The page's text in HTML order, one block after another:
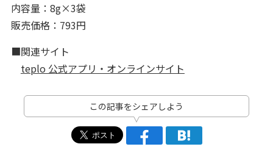
内容量：8g×3袋
販売価格：793円
■関連サイト
teplo 公式アプリ・オンラインサイト
この記事をシェアしよう